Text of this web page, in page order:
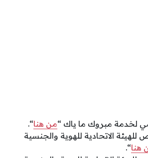
لخدمة مبروك ما ياك “من هنا“.
الاتحادية للهوية والجنسية
هنا“.